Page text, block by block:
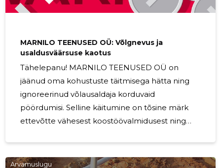
MARNILO TEENUSED OÜ: Võlgnevus ja
usaldusväärsuse kaotus
Tähelepanu! MARNILO TEENUSED OÜ on
jäänud oma kohustuste täitmisega hätta ning
ignoreerinud võlausaldaja korduvaid
pöördumisi. Selline käitumine on tõsine märk
ettevõtte vähesest koostöövalmidusest ning
EUR. Ettevõtte juhtkonda kuulus võlgnevuste
Arvamuslugu